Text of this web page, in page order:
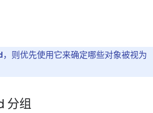
，则优先使用它来确定哪些对象被视为
分组